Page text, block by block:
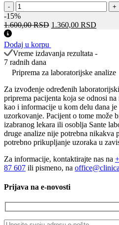
-
Anti-
Sm
At
+
-15%
1.600,00RSD Оригинална
била:
1.600,00 RSD.
1.360,00 RSD
Dodaj u korpu
Vreme izdavanja rezultata -
7 radnih dana
Priprema za laboratorijske analize
Za izvođenje određenih
priprema pacijenta koja se odnosi
kao i informacije u kom delu dana
uzorkovanje. Pacijent o tome može
izabranog lekara ili osoblja Sante
druge analize nije potrebna nikakva
potrebno prikupljanje uzoraka u
Za informacije, kontaktirajte nas na
87 607 ili pismeno, na
Prijava na e-novosti